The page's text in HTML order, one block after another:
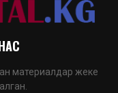
материалдар жеке